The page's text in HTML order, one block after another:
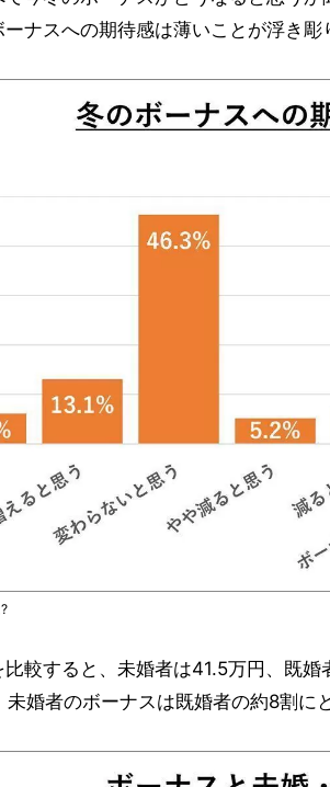
ナスへの期待感は薄いことが浮き彫
比較すると、未婚者は41.5万円、既
婚者のボーナスは既婚者の約8割に